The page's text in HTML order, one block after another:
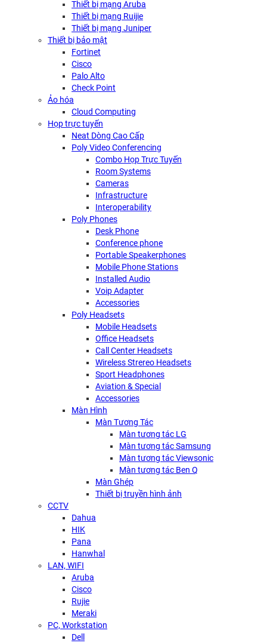
Thiết bị mạng Aruba
Thiết bị mạng Ruijie
Thiết bị mạng Juniper
Thiết bị bảo mật
Fortinet
Cisco
Palo Alto
Check Point
Ảo hóa
Cloud Computing
Họp trực tuyến
Neat Dòng Cao Cấp
Poly Video Conferencing
Combo Họp Trực Tuyến
Room Systems
Cameras
Infrastructure
Interoperability
Poly Phones
Desk Phone
Conference phone
Portable Speakerphones
Mobile Phone Stations
Installed Audio
Voip Adapter
Accessories
Poly Headsets
Mobile Headsets
Office Headsets
Call Center Headsets
Wireless Strereo Headsets
Sport Headphones
Aviation & Special
Accessories
Màn Hình
Màn Tương Tác
Màn tương tác LG
Màn tương tác Samsung
Màn tương tác Viewsonic
Màn tương tác Ben Q
Màn Ghép
Thiết bị truyền hình ảnh
CCTV
Dahua
HIK
Pana
Hanwhal
LAN, WIFI
Aruba
Cisco
Rujie
Meraki
PC, Workstation
Dell